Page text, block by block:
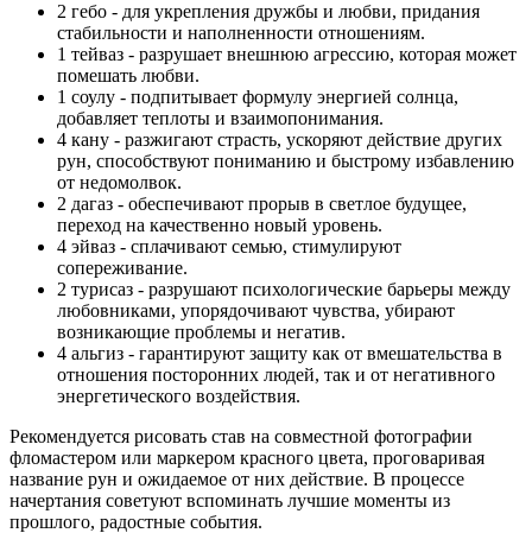
2 гебо - для укрепления дружбы и любви, придания
стабильности и наполненности отношениям.
1 тейваз - разрушает внешнюю агрессию, которая может
помешать любви.
1 соулу - подпитывает формулу энергией солнца,
добавляет теплоты и взаимопонимания.
4 кану - разжигают страсть, ускоряют действие других
рун, способствуют пониманию и быстрому избавлению
от недомолвок.
2 дагаз - обеспечивают прорыв в светлое будущее,
переход на качественно новый уровень.
4 эйваз - сплачивают семью, стимулируют
сопереживание.
2 турисаз - разрушают психологические барьеры между
любовниками, упорядочивают чувства, убирают
возникающие проблемы и негатив.
4 альгиз - гарантируют защиту как от вмешательства в
отношения посторонних людей, так и от негативного
энергетического воздействия.
Рекомендуется рисовать став на совместной фотографии
фломастером или маркером красного цвета, проговаривая
название рун и ожидаемое от них действие. В процессе
начертания советуют вспоминать лучшие моменты из
прошлого, радостные события.